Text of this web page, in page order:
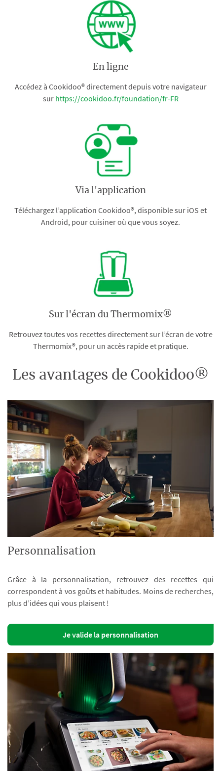
En ligne
Accédez à Cookidoo® directement depuis votre navigateur
sur https://cookidoo.fr/foundation/fr-FR
Via l'application
Téléchargez l’application Cookidoo®, disponible sur iOS et
Android, pour cuisiner où que vous soyez.
Sur l'écran du Thermomix®
Retrouvez toutes vos recettes directement sur l’écran de votre
Thermomix®, pour un accès rapide et pratique.
Les avantages de Cookidoo®
Personnalisation
Grâce à la personnalisation, retrouvez des recettes qui
correspondent à vos goûts et habitudes. Moins de recherches,
plus d’idées qui vous plaisent !
Je valide la personnalisation